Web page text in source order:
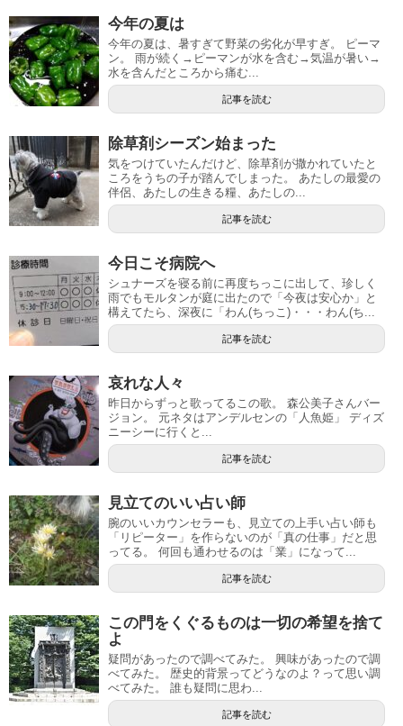
今年の夏は
今年の夏は、暑すぎて野菜の劣化が早すぎ。 ピーマ
ン。 雨が続く→ピーマンが水を含む→気温が暑い→
水を含んだところから痛む...
記事を読む
除草剤シーズン始まった
気をつけていたんだけど、除草剤が撒かれていたと
ころをうちの子が踏んでしまった。 あたしの最愛の
伴侶、あたしの生きる糧、あたしの...
記事を読む
今日こそ病院へ
シュナーズを寝る前に再度ちっこに出して、珍しく
雨でもモルタンが庭に出たので「今夜は安心か」と
構えてたら、深夜に「わん(ちっこ)・・・わん(ち...
記事を読む
哀れな人々
昨日からずっと歌ってるこの歌。 森公美子さんバー
ジョン。 元ネタはアンデルセンの「人魚姫」 ディズ
ニーシーに行くと...
記事を読む
見立てのいい占い師
腕のいいカウンセラーも、見立ての上手い占い師も
「リピーター」を作らないのが「真の仕事」だと思
ってる。 何回も通わせるのは「業」になって...
記事を読む
この門をくぐるものは一切の希望を捨て
よ
疑問があったので調べてみた。 興味があったので調
べてみた。 歴史的背景ってどうなのよ？って思い調
べてみた。 誰も疑問に思わ...
記事を読む